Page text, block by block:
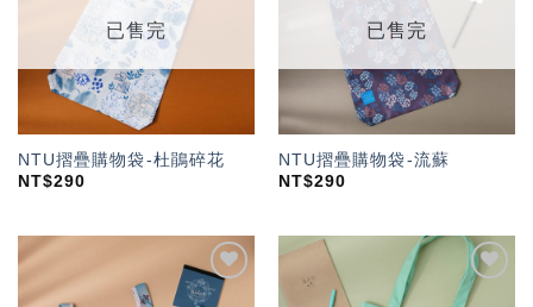
已售完
NTU摺疊購物袋-杜鵑碎花
NT$290
已售完
NTU摺疊購物袋-流蘇
NT$290
加入
加入